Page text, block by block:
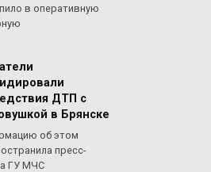
в оперативную
ДТП с
в Брянске
об этом
пресс-
ГУ МЧС